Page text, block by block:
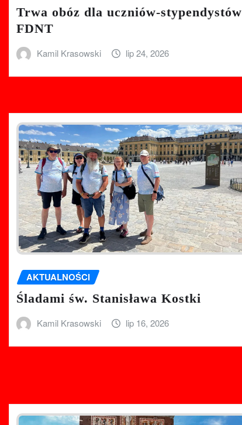
Trwa obóz dla uczniów-stypendystów
FDNT
Kamil Krasowski lip 24, 2026
AKTUALNOŚCI
Śladami św. Stanisława Kostki
Kamil Krasowski lip 16, 2026